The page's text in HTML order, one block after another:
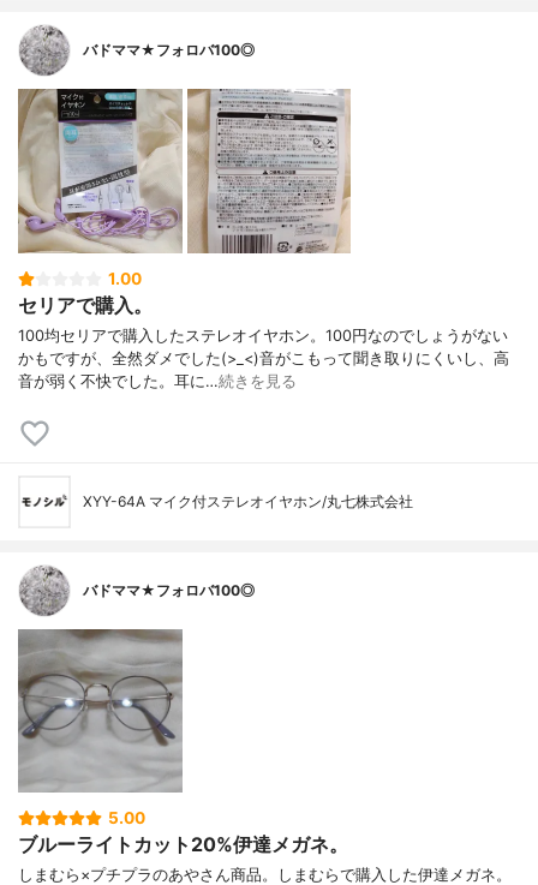
バドママ★フォロバ100◎
1.00
セリアで購入。
100均セリアで購入したステレオイヤホン。100円なのでしょうがない
かもですが、全然ダメでした(>_<)音がこもって聞き取りにくいし、高
音が弱く不快でした。耳に…続きを見る
XYY-64A マイク付ステレオイヤホン/丸七株式会社
バドママ★フォロバ100◎
5.00
ブルーライトカット20%伊達メガネ。
しまむら×プチプラのあやさん商品。しまむらで購入した伊達メガネ。